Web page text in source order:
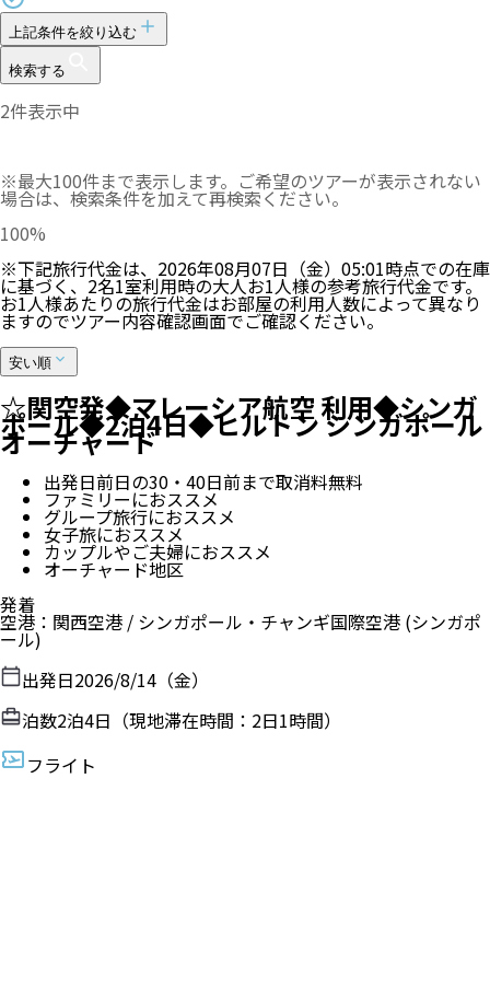
上記条件を絞り込む
検索する
2件表示中
※最大100件まで表示します。ご希望のツアーが表示されない
場合は、検索条件を加えて再検索ください。
100%
※下記旅行代金は、 2026年08月07日（金）05:01時点での在庫
に基づく、2名1室利用時の大人お1人様の参考旅行代金です。
お1人様あたりの旅行代金はお部屋の利用人数によって異なり
ますのでツアー内容確認画面でご確認ください。
安い順
☆関空発◆マレーシア航空 利用◆シンガ
ポール◆2泊4日◆ヒルトン シンガポール
オーチャード
出発日前日の30・40日前まで取消料無料
ファミリーにおススメ
グループ旅行におススメ
女子旅におススメ
カップルやご夫婦におススメ
オーチャード地区
発着
空港 ： 関西空港 / シンガポール・チャンギ国際空港 (シンガポ
ール)
出発日2026/8/14（金）
泊数2泊4日（現地滞在時間： 2日1時間）
フライト